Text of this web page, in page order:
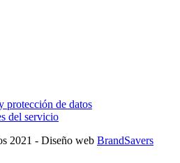
protección de datos
del servicio
2021 - Diseño web BrandSavers